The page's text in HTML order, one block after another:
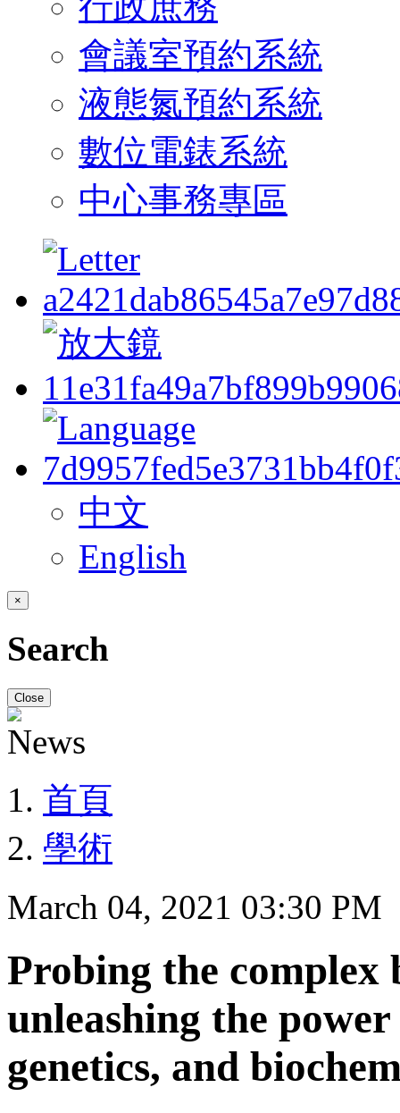
會議室預約系統
液態氮預約系統
數位電錶系統
中心事務專區
中文
English
×
Search
Close
首頁
學術
March 04, 2021 03:30 PM
Probing the complex
unleashing the
genetics, and